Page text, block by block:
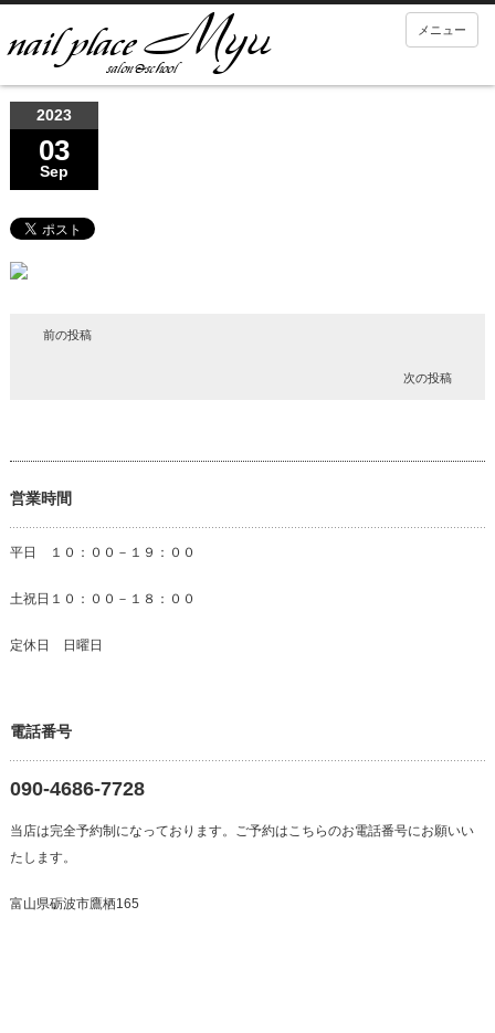
メニュー
2023
03
Sep
前の投稿
次の投稿
営業時間
平日 １０：００－１９：００
土祝日１０：００－１８：００
定休日 日曜日
電話番号
090-4686-7728
当店は完全予約制になっております。ご予約はこちらのお電話番号にお願いい
たします。
富山県砺波市鷹栖165